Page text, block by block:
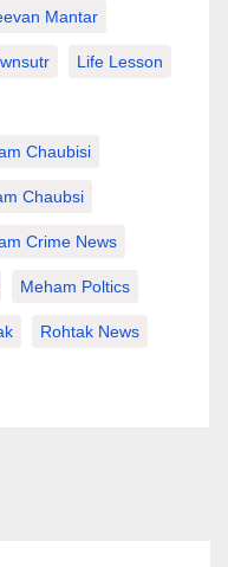
Mantar
Life Lesson
Chaubisi
Chaubsi
Crime News
Meham Poltics
Rohtak News